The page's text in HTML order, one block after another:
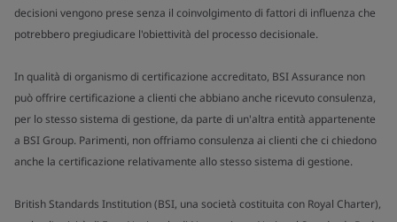
decisioni vengono prese senza il coinvolgimento di fattori di influenza che
potrebbero pregiudicare l'obiettività del processo decisionale.
In qualità di organismo di certificazione accreditato, BSI Assurance non
può offrire certificazione a clienti che abbiano anche ricevuto consulenza,
per lo stesso sistema di gestione, da parte di un'altra entità appartenente
a BSI Group. Parimenti, non offriamo consulenza ai clienti che ci chiedono
anche la certificazione relativamente allo stesso sistema di gestione.
British Standards Institution (BSI, una società costituita con Royal Charter),